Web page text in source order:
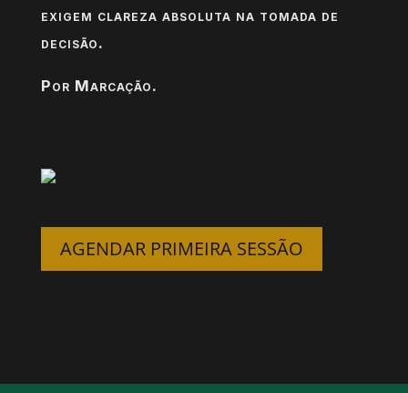
exigem clareza absoluta na tomada de
decisão.
Por Marcação.
AGENDAR PRIMEIRA SESSÃO